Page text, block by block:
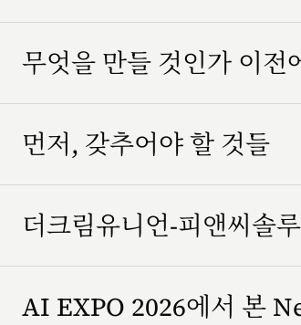
무엇을 만들 것인가 이전
먼저, 갖추어야 할 것들
더크림유니언-피앤씨솔
AI EXPO 2026에서 본